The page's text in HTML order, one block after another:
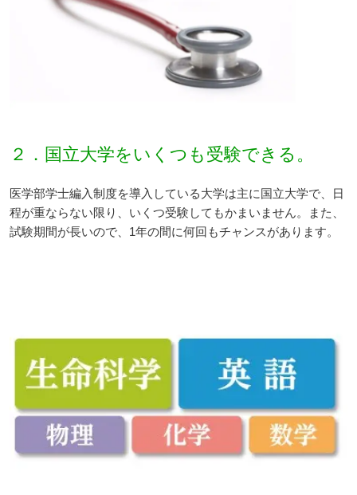
２．国立大学をいくつも受験できる。
医学部学士編入制度を導入している大学は主に国立大学で、日
程が重ならない限り、いくつ受験してもかまいません。また、
試験期間が長いので、1年の間に何回もチャンスがあります。